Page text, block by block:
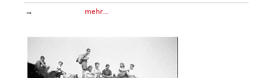
→
mehr…